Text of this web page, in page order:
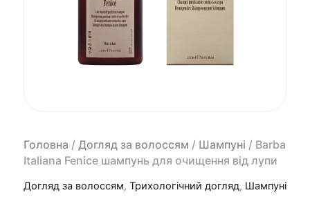
Головна / Догляд за волоссям / Шампуні / Barba
Italiana Fenice шампунь для очищення від лупи
Догляд за волоссям, Трихологічний догляд, Шампуні